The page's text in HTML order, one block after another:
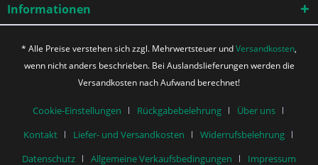
Informationen
* Alle Preise verstehen sich zzgl. Mehrwertsteuer undVersandkosten,
wenn nicht anders beschrieben. Bei Auslandslieferungen werden die
Versandkosten nach Aufwand berechnet!
Cookie-Einstellungen Rückgabebelehrung
Über uns
Kontakt
Liefer- und Versandkosten
Widerrufsbelehrung
Datenschutz
Allgemeine Verkaufsbedingungen Impressum